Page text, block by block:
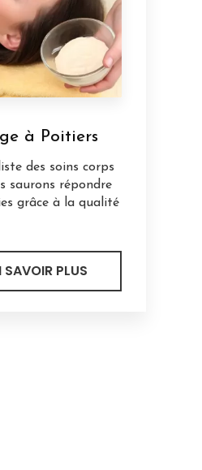
à Poitiers
des soins corps
saurons répondre
grâce à la qualité
SAVOIR PLUS